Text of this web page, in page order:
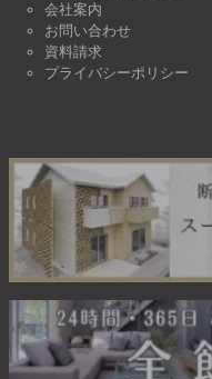
会社案内
お問い合わせ
資料請求
プライバシーポリシー